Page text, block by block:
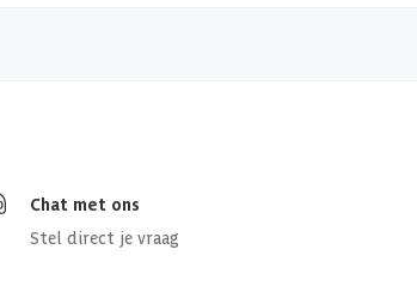
Chat met ons
Stel direct je vraag